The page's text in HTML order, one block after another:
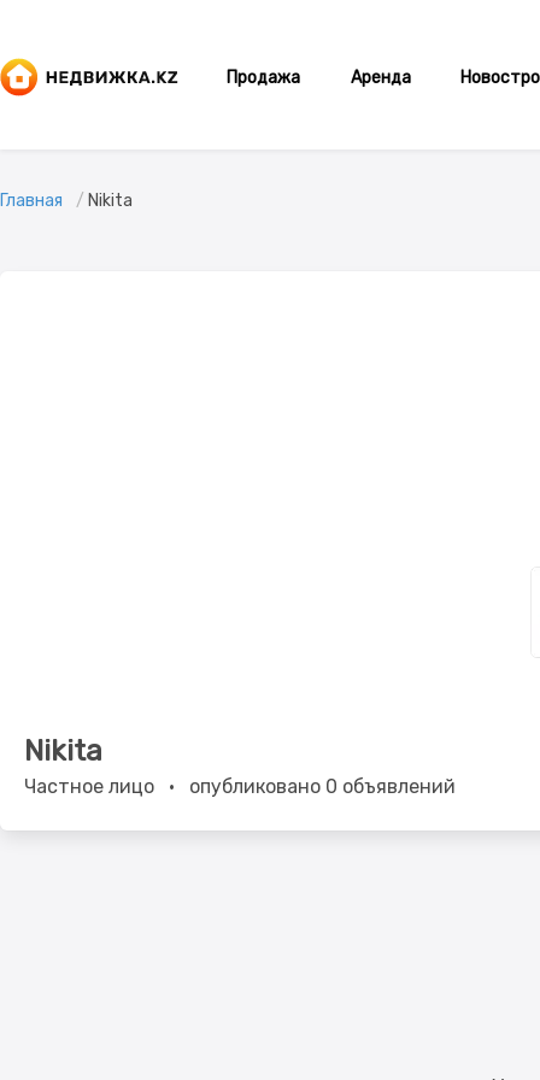
Продажа Аренда
Главная Nikita
Nikita
Частное лицо • опубликовано 0 объявлений